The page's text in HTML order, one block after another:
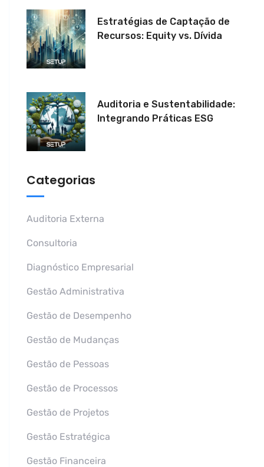
Estratégias de Captação de
Recursos: Equity vs. Dívida
Auditoria e Sustentabilidade:
Integrando Práticas ESG
Categorias
Auditoria Externa
Consultoria
Diagnóstico Empresarial
Gestão Administrativa
Gestão de Desempenho
Gestão de Mudanças
Gestão de Pessoas
Gestão de Processos
Gestão de Projetos
Gestão Estratégica
Gestão Financeira